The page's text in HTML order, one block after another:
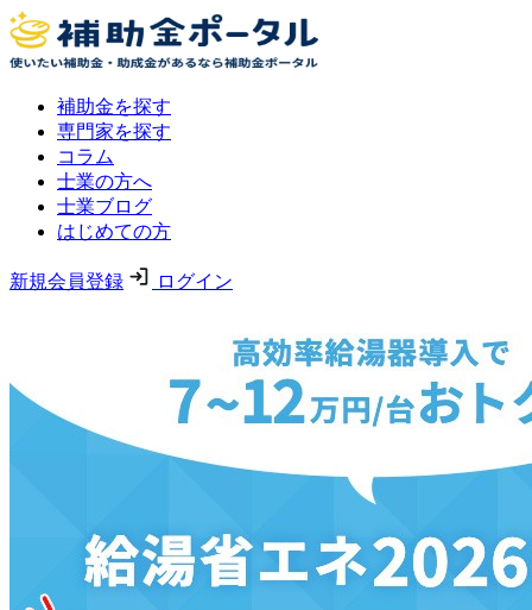
補助金を探す
専門家を探す
コラム
士業の方へ
士業ブログ
はじめての方
新規会員登録 ログイン